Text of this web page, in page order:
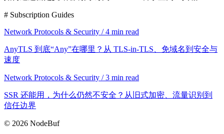
# Subscription Guides
Network Protocols & Security / 4 min read
AnyTLS 到底“Any”在哪里？从 TLS-in-TLS、免域名到安全与
速度
Network Protocols & Security / 3 min read
SSR 还能用，为什么仍然不安全？从旧式加密、流量识别到
信任边界
© 2026 NodeBuf